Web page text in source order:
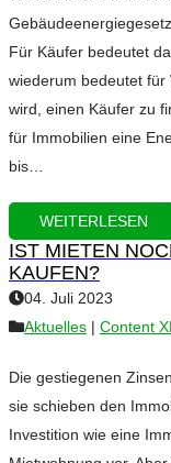
Für Käufer bedeutet
wiederum bedeutet für
wird, einen Käufer zu
für Immobilien eine
bis…
WEITERLESEN
IST MIETEN
KAUFEN?
04. Juli 2023
Aktuelles | Content XL
Die gestiegenen
sie schieben den
Investition wie eine